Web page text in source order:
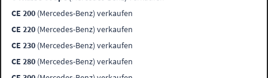
CE 200 (Mercedes-Benz) verkaufen
CE 220 (Mercedes-Benz) verkaufen
CE 230 (Mercedes-Benz) verkaufen
CE 280 (Mercedes-Benz) verkaufen